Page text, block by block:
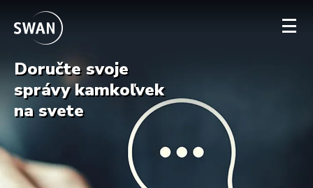
Firmy
Doručte svoje
správy kamkoľvek
na svete